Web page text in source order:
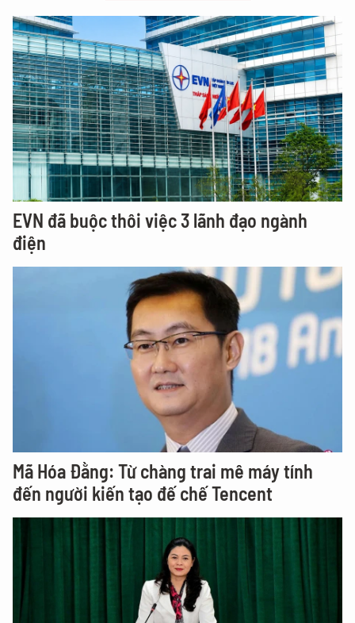
EVN đã buộc thôi việc 3 lãnh đạo ngành
điện
Mã Hóa Đằng: Từ chàng trai mê máy tính
đến người kiến tạo đế chế Tencent